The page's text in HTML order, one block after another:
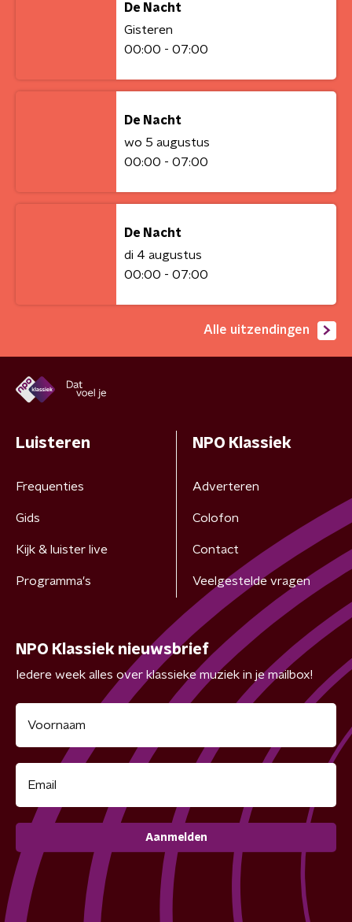
De Nacht
Gisteren
00:00 - 07:00
De Nacht
wo 5 augustus
00:00 - 07:00
De Nacht
di 4 augustus
00:00 - 07:00
Alle uitzendingen
Luisteren
Frequenties
Gids
Kijk & luister live
Programma's
NPO Klassiek
Adverteren
Colofon
Contact
Veelgestelde vragen
NPO Klassiek nieuwsbrief
Iedere week alles over klassieke muziek in je mailbox!
Aanmelden